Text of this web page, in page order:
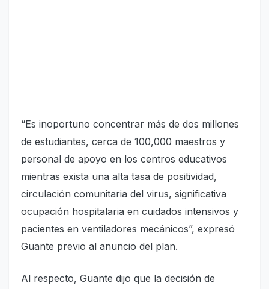
“Es inoportuno concentrar más de dos millones
de estudiantes, cerca de 100,000 maestros y
personal de apoyo en los centros educativos
mientras exista una alta tasa de positividad,
circulación comunitaria del virus, significativa
ocupación hospitalaria en cuidados intensivos y
pacientes en ventiladores mecánicos”, expresó
Guante previo al anuncio del plan.
Al respecto, Guante dijo que la decisión de